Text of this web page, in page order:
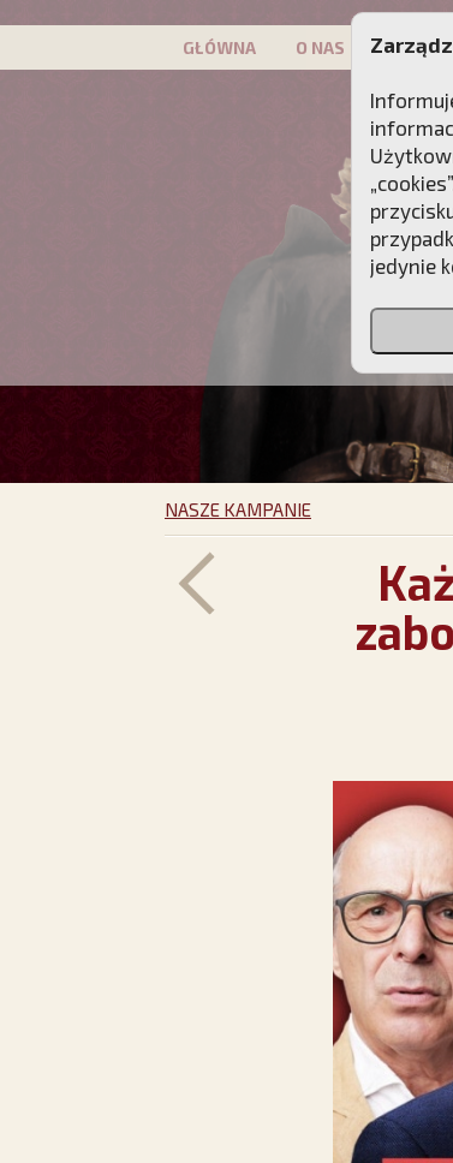
GŁÓWNA O NAS PATRON
NASZE KAMPANIE
jedynie